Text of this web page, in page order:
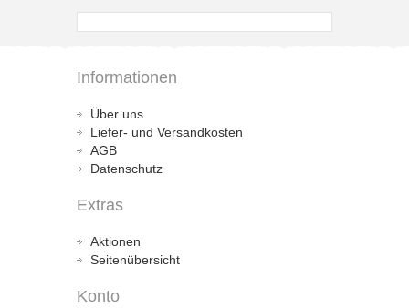
Informationen
Über uns
Liefer- und Versandkosten
AGB
Datenschutz
Extras
Aktionen
Seitenübersicht
Konto